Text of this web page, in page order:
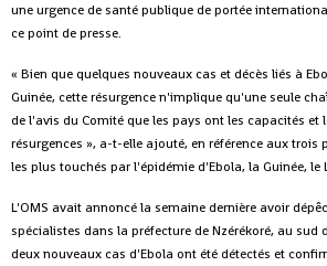
une urgence de santé publique de portée
ce point de presse.
« Bien que quelques nouveaux cas et décès liés à
Guinée, cette résurgence n'implique qu'une seule
de l'avis du Comité que les pays ont les capacités et
résurgences », a-t-elle ajouté, en référence aux trois
les plus touchés par l'épidémie d'Ebola, la Guinée, le
L'OMS avait annoncé la semaine dernière avoir
spécialistes dans la préfecture de Nzérékoré, au sud
deux nouveaux cas d'Ebola ont été détectés et